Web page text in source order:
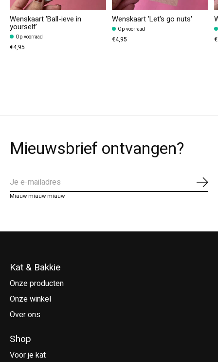
Wenskaart 'Ball-ieve in
yourself'
Op voorraad
€4,95
Wenskaart 'Let's go nuts'
Op voorraad
€4,95
Mieuwsbrief ontvangen?
Miauw miauw miauw
Kat & Bakkie
Onze producten
Onze winkel
Over ons
Shop
Voor je kat